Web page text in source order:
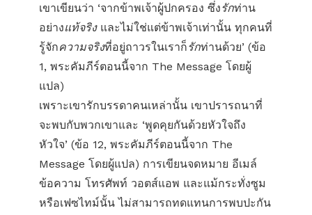
เขาเขียนว่า ‘จากข้าพเจ้าผู้ปกครอง ซึ่งรักท่าน
อย่างแท้จริงและไม่ใช่แต่ข้าพเจ้าเท่านั้น ทุกคนที่
รู้จักความจริงที่อยู่ถาวรในเราก็รักท่านด้วย’ (ข้อ
1, พระคัมภีร์ตอนนี้จาก The Message โดยผู้
แปล)
เพราะเขารักบรรดาคนเหล่านั้น เขาปรารถนาที่
จะพบกับพวกเขาและ ‘พูดคุยกันด้วยหัวใจถึง
หัวใจ’ (ข้อ 12, พระคัมภีร์ตอนนี้จาก The
Message โดยผู้แปล) การเขียนจดหมาย อีเมล์
ข้อความ โทรศัพท์ วอตส์แอพ และแม้กระทั่งซูม
หรือเฟซไทม์นั้น ไม่สามารถทดแทนการพบปะกัน